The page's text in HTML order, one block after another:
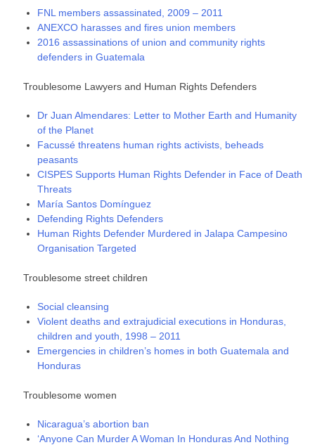
FNL members assassinated, 2009 – 2011
ANEXCO harasses and fires union members
2016 assassinations of union and community rights
defenders in Guatemala
Troublesome Lawyers and Human Rights Defenders
Dr Juan Almendares: Letter to Mother Earth and Humanity
of the Planet
Facussé threatens human rights activists, beheads
peasants
CISPES Supports Human Rights Defender in Face of Death
Threats
María Santos Domínguez
Defending Rights Defenders
Human Rights Defender Murdered in Jalapa Campesino
Organisation Targeted
Troublesome street children
Social cleansing
Violent deaths and extrajudicial executions in Honduras,
children and youth, 1998 – 2011
Emergencies in children’s homes in both Guatemala and
Honduras
Troublesome women
Nicaragua’s abortion ban
‘Anyone Can Murder A Woman In Honduras And Nothing